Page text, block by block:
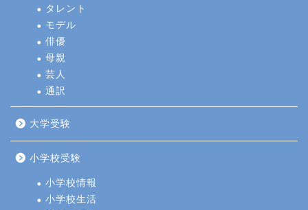
タレント
モデル
俳優
母親
芸人
通訳
大学受験
小学校受験
小学校情報
小学校生活